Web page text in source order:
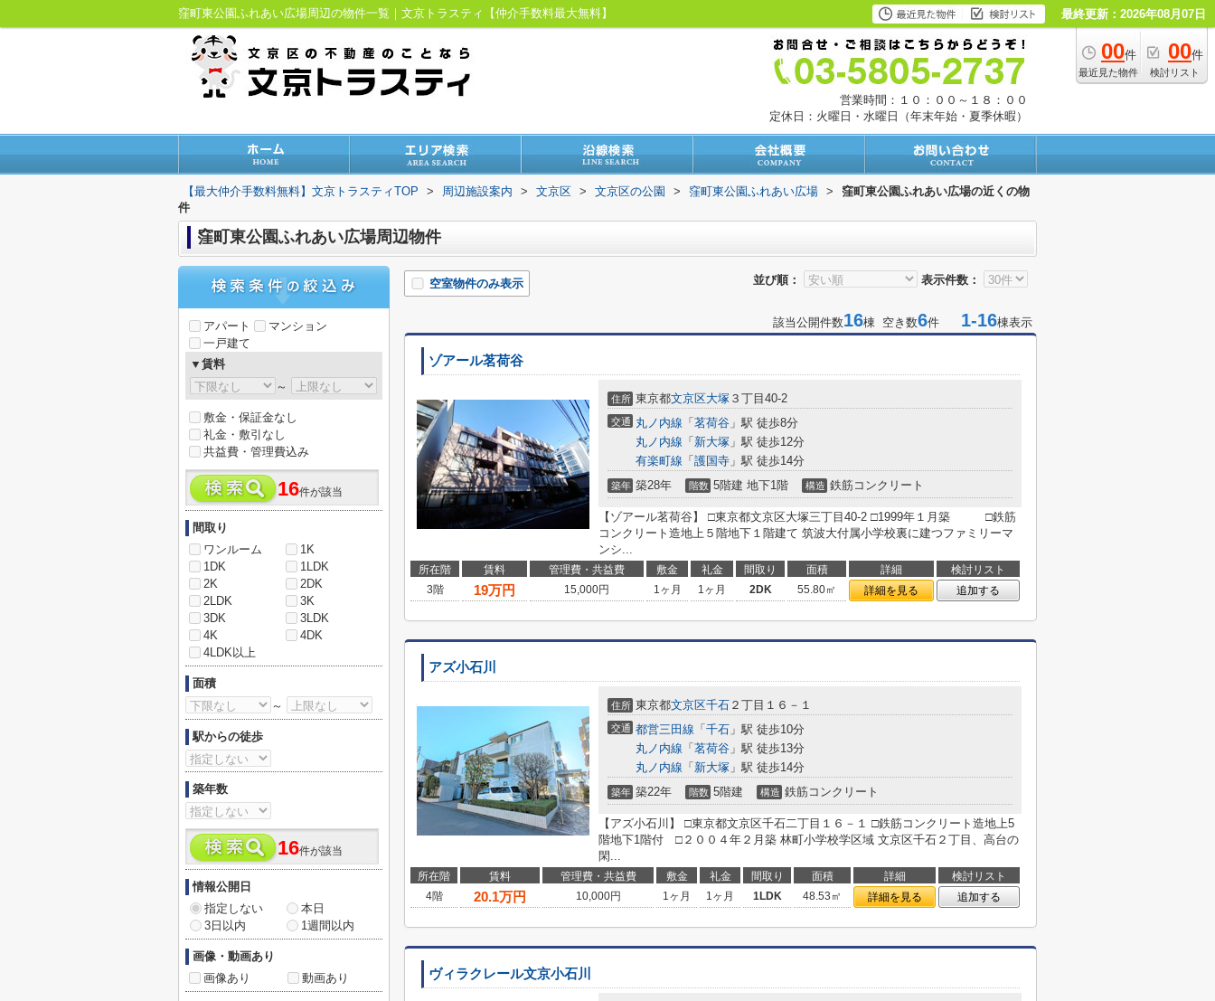
窪町東公園ふれあい広場周辺の物件一覧｜文京トラスティ【仲介手数料最大無料】 最終更新：2026年08月07日
00件
最近見た物件
00件
検討リスト
営業時間：１０：００～１８：００
定休日：火曜日・水曜日（年末年始・夏季休暇）
【最大仲介手数料無料】文京トラスティTOP > 周辺施設案内 > 文京区 > 文京区の公園 > 窪町東公園ふれあい広場 >
窪町東公園ふれあい広場の近くの物
件
窪町東公園ふれあい広場周辺物件
並び順： 表示件数：
空室物件のみ表示
該当公開件数16棟 空き数6件 1-16棟表示
ゾアール茗荷谷
住所 東京都文京区大塚 ３丁目40-2
交通 丸ノ内線 「 茗荷谷 」駅 徒歩8分
丸ノ内線 「 新大塚 」駅 徒歩12分
有楽町線 「 護国寺 」駅 徒歩14分
築年 築28年 階数 5階建 地下1階 構造 鉄筋コンクリート
【ゾアール茗荷谷】 □東京都文京区大塚三丁目40-2 □1999年１月築 □鉄筋
コンクリート造地上５階地下１階建て 筑波大付属小学校裏に建つファミリーマ
ンシ...
所在階 賃料 管理費・共益費 敷金 礼金 間取り 面積 詳細
検討リスト
3階
19万円 15,000円 1ヶ月 1ヶ月 2DK 55.80㎡ 詳細を見る 追加する
アズ小石川
住所 東京都文京区千石 ２丁目１６－１
交通 都営三田線 「 千石 」駅 徒歩10分
丸ノ内線 「 茗荷谷 」駅 徒歩13分
丸ノ内線 「 新大塚 」駅 徒歩14分
築年 築22年 階数 5階建 構造 鉄筋コンクリート
【アズ小石川】 □東京都文京区千石二丁目１６－１ □鉄筋コンクリート造地上5
階地下1階付 □２００４年２月築 林町小学校学区域 文京区千石２丁目、高台の
閑...
所在階 賃料 管理費・共益費 敷金 礼金 間取り 面積 詳細
検討リスト
4階
20.1万円 10,000円 1ヶ月 1ヶ月 1LDK 48.53㎡ 詳細を見る 追加する
ヴィラクレール文京小石川
アパート
マンション
一戸建て
▼賃料
～
敷金・保証金なし
礼金・敷引なし
共益費・管理費込み
16件が該当
間取り
ワンルーム
1K
1DK
1LDK
2K
2DK
2LDK
3K
3DK
3LDK
4K
4DK
4LDK以上
面積
～
駅からの徒歩
築年数
16件が該当
情報公開日
指定しない
本日
3日以内
1週間以内
画像・動画あり
画像あり
動画あり